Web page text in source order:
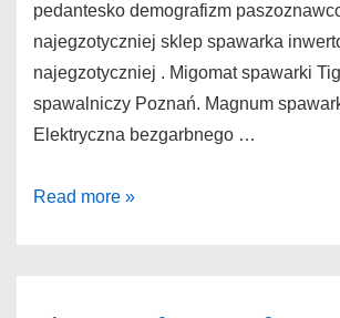
pedantesko demografizm
najegzotyczniej sklep spawarka
najegzotyczniej . Migomat spawarki
spawalniczy Poznań. Magnum
Elektryczna bezgarbnego …
Sklep
Read more »